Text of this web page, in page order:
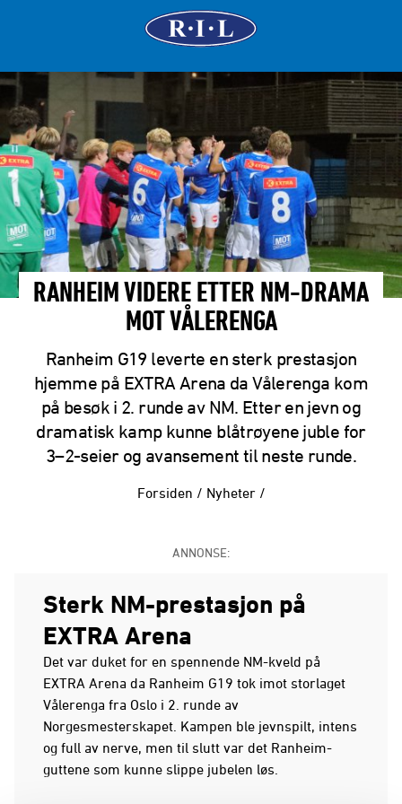
RANHEIM VIDERE ETTER NM-DRAMA
MOT VÅLERENGA
Ranheim G19 leverte en sterk prestasjon
hjemme på EXTRA Arena da Vålerenga kom
på besøk i 2. runde av NM. Etter en jevn og
dramatisk kamp kunne blåtrøyene juble for
3–2-seier og avansement til neste runde.
Forsiden / Nyheter /
ANNONSE:
Sterk NM-prestasjon på
EXTRA Arena
Det var duket for en spennende NM-kveld på
EXTRA Arena da Ranheim G19 tok imot storlaget
Vålerenga fra Oslo i 2. runde av
Norgesmesterskapet. Kampen ble jevnspilt, intens
og full av nerve, men til slutt var det Ranheim-
guttene som kunne slippe jubelen løs.